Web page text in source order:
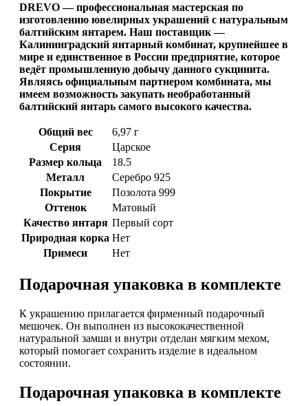
DREVO — профессиональная мастерская по
изготовлению ювелирных украшений с натуральным
балтийским янтарем. Наш поставщик —
Калининградский янтарный комбинат, крупнейшее в
мире и единственное в России предприятие, которое
ведёт промышленную добычу данного сукцинита.
Являясь официальным партнером комбината, мы
имеем возможность закупать необработанный
балтийский янтарь самого высокого качества.
Общий вес
6,97 г
Серия
Царское
Размер кольца
18.5
Металл
Серебро 925
Покрытие
Позолота 999
Оттенок
Матовый
Качество янтаря Первый сорт
Природная корка Нет
Примеси
Нет
Подарочная упаковка в комплекте
К украшению прилагается фирменный подарочный
мешочек. Он выполнен из высококачественной
натуральной замши и внутри отделан мягким мехом,
который помогает сохранить изделие в идеальном
состоянии.
Подарочная упаковка в комплекте